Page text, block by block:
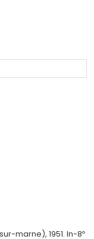
marne), 1951. In-8º